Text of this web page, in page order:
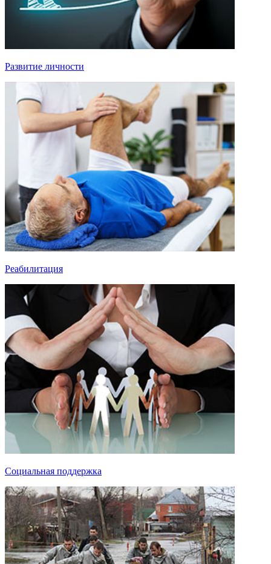
Развитие личности
Реабилитация
Социальная поддержка